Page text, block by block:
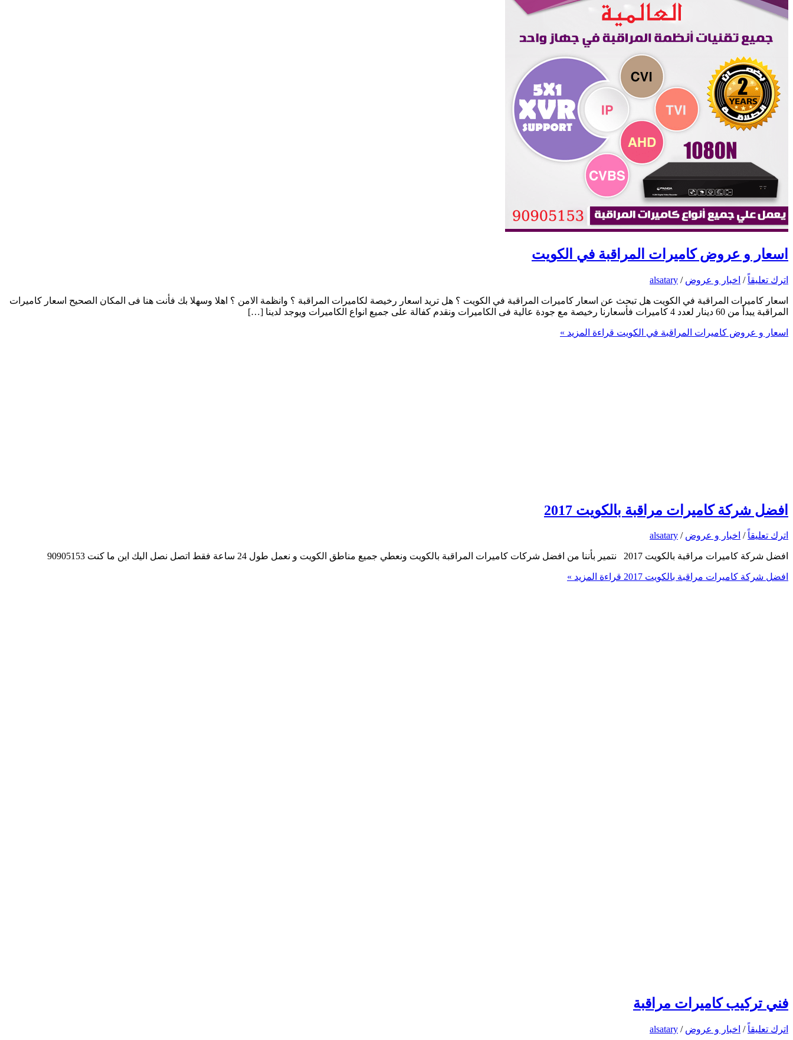
اسعار و عروض كاميرات المراقبة في الكويت
اترك تعليقاً / اخبار و عروض /
alsatary
اسعار كاميرات المراقبة في الكويت هل تبحث عن اسعار كاميرات المراقبة في الكويت ؟ هل تريد اسعار رخيصة لكاميرات المراقبة ؟ وانظمة الامن ؟ اهلا وسهلا بك فأنت هنا فى المكان الصحيح اسعار كاميرات
المراقبة يبدأ من 60 دينار لعدد 4 كاميرات فأسعارنا رخيصة مع جودة عالية فى الكاميرات ونقدم كفالة على جميع انواع الكاميرات ويوجد لدينا […]
اسعار و عروض كاميرات المراقبة في الكويت قراءة المزيد »
افضل شركة كاميرات مراقبة بالكويت 2017
اترك تعليقاً / اخبار و عروض /
alsatary
افضل شركة كاميرات مراقبة بالكويت 2017 نتمير بأننا من افضل شركات كاميرات المراقبة بالكويت ونعطي جميع مناطق الكويت و نعمل طول 24 ساعة فقط اتصل نصل اليك اين ما كنت 90905153
افضل شركة كاميرات مراقبة بالكويت 2017 قراءة المزيد »
فني تركيب كاميرات مراقبة
اترك تعليقاً / اخبار و عروض /
alsatary